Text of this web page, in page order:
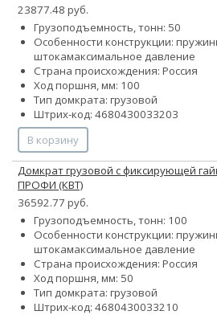
23877.48 руб.
Грузоподъемность, тонн: 50
Особенности конструкции:
штокамаксимальное давление
Страна происхождения: Россия
Ход поршня, мм: 100
Тип домкрата: грузовой
Штрих-код: 4680430033203
В корзину
Домкрат грузовой с фиксирующей
ПРОФИ (КВТ)
36592.77 руб.
Грузоподъемность, тонн: 100
Особенности конструкции:
штокамаксимальное давление
Страна происхождения: Россия
Ход поршня, мм: 50
Тип домкрата: грузовой
Штрих-код: 4680430033210